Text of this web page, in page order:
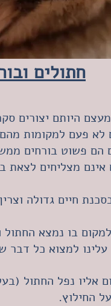
חתולים
מעצם היותם יצורים
לא פעם למקומות
הם פשוט בורחים
אינם מצליחים לצאת
חיים גדולה
בו נמצא החתול
למצוא כל דבר
נפל החתול
החילוץ.